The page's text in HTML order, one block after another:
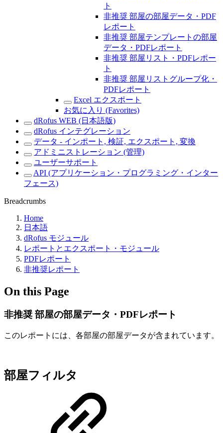
ト
非推奨 部屋の部屋データ・PDF
レポート
非推奨 部屋テンプレートの部屋
データ・PDFレポート
非推奨 部屋リスト・PDFレポー
ト
非推奨 部屋リストグループ化・
PDFレポート
Excel エクスポート
お気に入り (Favorites)
dRofus WEB (日本語版)
dRofus インテグレーション
データ - インポート, 検証, エクスポート, 変換
アドミニストレーション (管理)
ユーザーサポート
API (アプリケーション・プログラミング・インター
フェース)
Breadcrumbs
Home
日本語
dRofus モジュール
レポートとエクスポート・モジュール
PDFレポート
非推奨レポート
On this Page
非推奨 部屋の部屋データ・PDFレポート
このレポートには、各部屋の部屋データが含まれています。
部屋フィルタ